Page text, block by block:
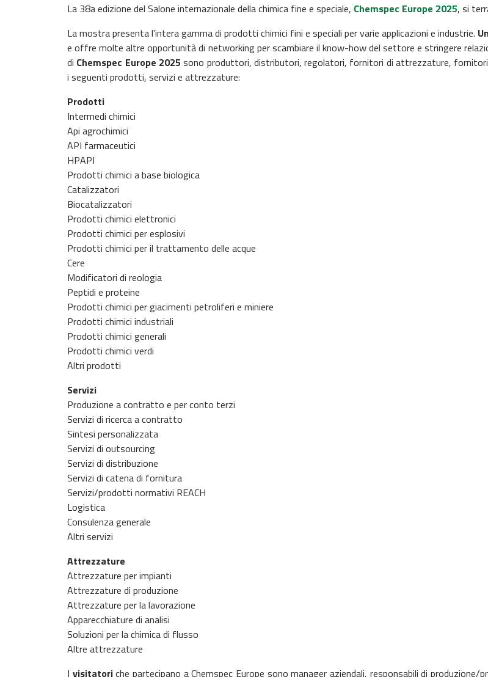
La 38a edizione del Salone internazionale della chimica fine e speciale, Chemspec Europe 2025, si
La mostra presenta l’intera gamma di prodotti chimici fini e speciali per varie applicazioni e industrie.
e offre molte altre opportunità di networking per scambiare il know-how del settore e stringere
di Chemspec Europe 2025 sono produttori, distributori, regolatori, fornitori di attrezzature,
i seguenti prodotti, servizi e attrezzature:
Prodotti
Intermedi chimici
Api agrochimici
API farmaceutici
HPAPI
Prodotti chimici a base biologica
Catalizzatori
Biocatalizzatori
Prodotti chimici elettronici
Prodotti chimici per esplosivi
Prodotti chimici per il trattamento delle acque
Cere
Modificatori di reologia
Peptidi e proteine
Prodotti chimici per giacimenti petroliferi e miniere
Prodotti chimici industriali
Prodotti chimici generali
Prodotti chimici verdi
Altri prodotti
Servizi
Produzione a contratto e per conto terzi
Servizi di ricerca a contratto
Sintesi personalizzata
Servizi di outsourcing
Servizi di distribuzione
Servizi di catena di fornitura
Servizi/prodotti normativi REACH
Logistica
Consulenza generale
Altri servizi
Attrezzature
Attrezzature per impianti
Attrezzature di produzione
Attrezzature per la lavorazione
Apparecchiature di analisi
Soluzioni per la chimica di flusso
Altre attrezzature
I visitatoriche partecipano a Chemspec Europe sono manager aziendali, responsabili di